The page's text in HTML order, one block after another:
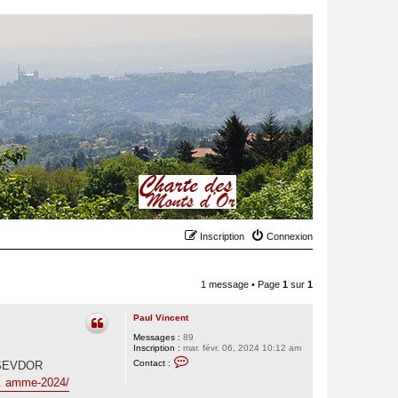
Connexion
Inscription
1 message • Page 1 sur 1
Paul Vincent
Messages : 89
Inscription : mar. févr. 06, 2024 10:12 am
Contact :
amme-2024/